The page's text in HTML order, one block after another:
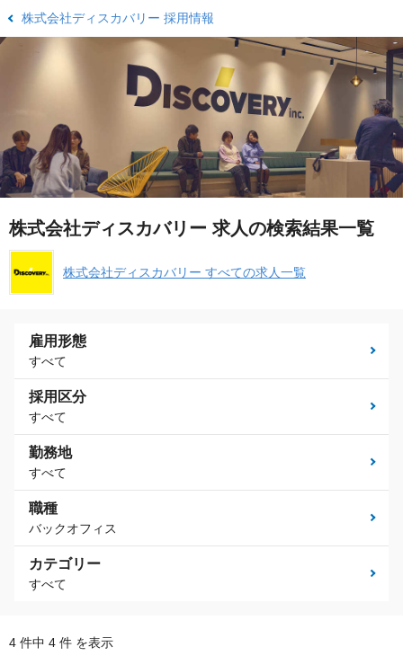
株式会社ディスカバリー 採用情報
株式会社ディスカバリー 求人の検索結果一覧
株式会社ディスカバリー すべての求人一覧
雇用形態
すべて
採用区分
すべて
勤務地
すべて
職種
バックオフィス
カテゴリー
すべて
4 件中 4 件 を表示